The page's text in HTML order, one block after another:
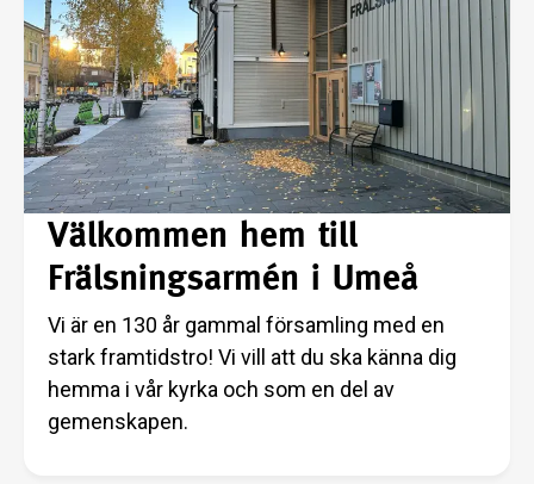
Välkommen hem till
Frälsningsarmén i Umeå
Vi är en 130 år gammal församling med en
stark framtidstro! Vi vill att du ska känna dig
hemma i vår kyrka och som en del av
gemenskapen.